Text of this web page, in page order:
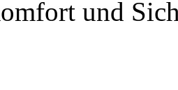
und